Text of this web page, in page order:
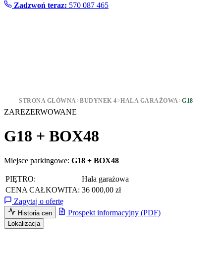
Zadzwoń teraz: 570 087 465
STRONA GŁÓWNA>BUDYNEK 4>HALA GARAŻOWA>G18
ZAREZERWOWANE
G18 + BOX48
Miejsce parkingowe: G18 + BOX48
PIĘTRO:
Hala garażowa
CENA CAŁKOWITA: 36 000,00 zł
Zapytaj o ofertę
Historia cen Prospekt informacyjny (PDF)
Lokalizacja